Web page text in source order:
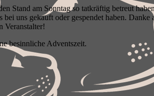
Stand am Sonntag so tatkräftig betreut
uns gekauft oder gespendet haben.
Veranstalter!
besinnliche Adventszeit.